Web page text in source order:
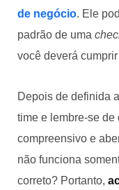
de negócio. Ele
padrão de uma
você deverá
Depois de definida
time e lembre-se de
compreensivo e
não funciona
correto? Portanto,